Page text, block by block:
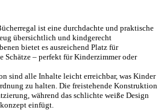
ist eine durchdachte und praktische
übersichtlich und kindgerecht
bietet es ausreichend Platz für
Schätze – perfekt für Kinderzimmer oder
sind alle Inhalte leicht erreichbar, was Kinder
zu halten. Die freistehende Konstruktion
während das schlichte weiße Design
einfügt.